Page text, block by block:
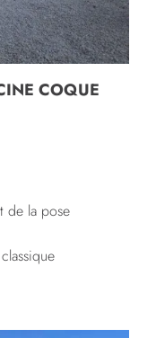
COQUE
de la pose